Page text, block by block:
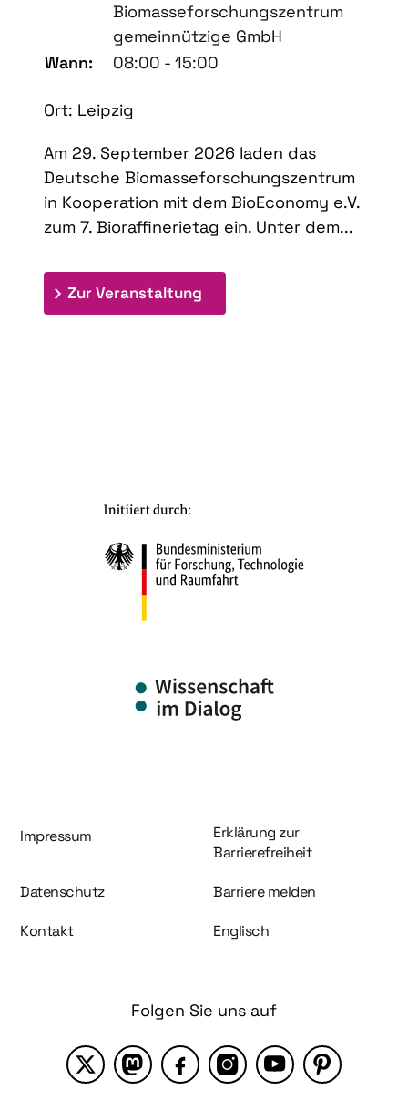
Biomasseforschungszentrum
gemeinnützige GmbH
Wann:
08:00 - 15:00
Ort: Leipzig
Am 29. September 2026 laden das
Deutsche Biomasseforschungszentrum
in Kooperation mit dem BioEconomy e.V.
zum 7. Bioraffinerietag ein. Unter dem...
Zur Veranstaltung
Information und Service
Impressum
Erklärung zur
Barrierefreiheit
Datenschutz Barriere melden
Kontakt Englisch
Folgen Sie uns auf